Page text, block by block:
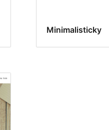
Minimalisticky